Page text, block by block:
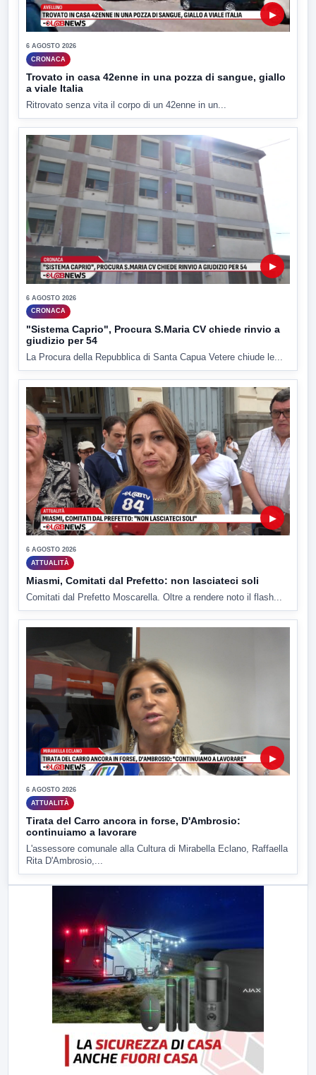
▶
6 AGOSTO 2026
CRONACA
Trovato in casa 42enne in una pozza di sangue, giallo
a viale Italia
Ritrovato senza vita il corpo di un 42enne in un...
▶
6 AGOSTO 2026
CRONACA
"Sistema Caprio", Procura S.Maria CV chiede rinvio a
giudizio per 54
La Procura della Repubblica di Santa Capua Vetere chiude le...
▶
6 AGOSTO 2026
ATTUALITÀ
Miasmi, Comitati dal Prefetto: non lasciateci soli
Comitati dal Prefetto Moscarella. Oltre a rendere noto il flash...
▶
6 AGOSTO 2026
ATTUALITÀ
Tirata del Carro ancora in forse, D'Ambrosio:
continuiamo a lavorare
L'assessore comunale alla Cultura di Mirabella Eclano, Raffaella
Rita D'Ambrosio,...